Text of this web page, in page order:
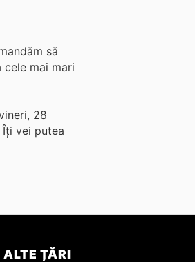
să
mai mari
28
Îți vei putea
ALTE ȚĂRI